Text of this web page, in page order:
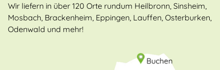
Wir liefern in über 120 Orte rundum Heilbronn, Sinsheim,
Mosbach, Brackenheim, Eppingen, Lauffen, Osterburken,
Odenwald und mehr!